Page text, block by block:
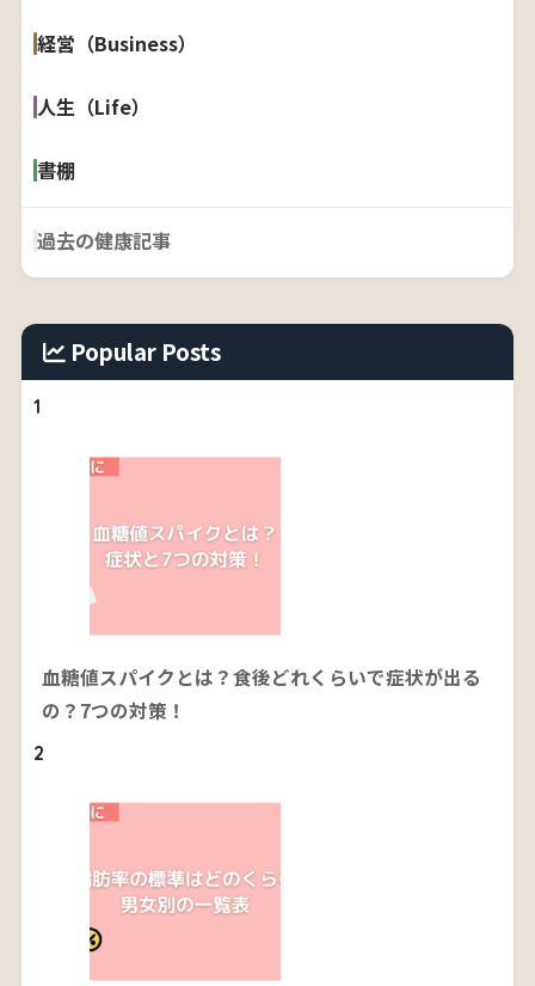
経営（Business）
人生（Life）
書棚
過去の健康記事
Popular Posts
1
血糖値スパイクとは？食後どれくらいで症状が出る
の？7つの対策！
2